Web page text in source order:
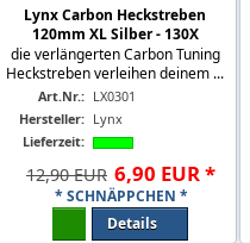
Lynx Carbon Heckstreben
120mm XL Silber - 130X
die verlängerten Carbon Tuning
Heckstreben verleihen deinem ...
Art.Nr.: LX0301
Hersteller: Lynx
Lieferzeit:
12,90 EUR 6,90 EUR*
* SCHNÄPPCHEN *
Details